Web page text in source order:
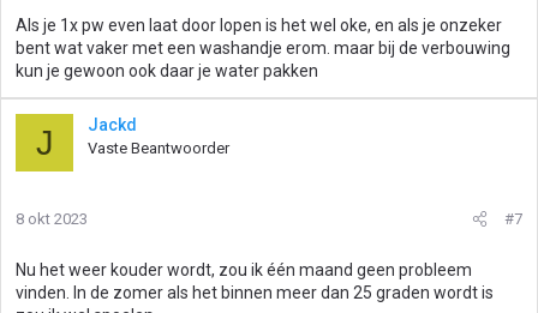
Als je 1x pw even laat door lopen is het wel oke, en als je onzeker
bent wat vaker met een washandje erom. maar bij de verbouwing
kun je gewoon ook daar je water pakken
J Jackd
Vaste Beantwoorder
8 okt 2023 #7
Nu het weer kouder wordt, zou ik één maand geen probleem
vinden. In de zomer als het binnen meer dan 25 graden wordt is